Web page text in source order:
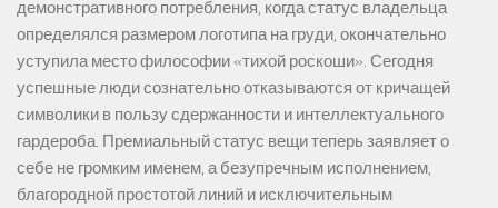
демонстративного потребления, когда статус владельца
определялся размером логотипа на груди, окончательно
уступила место философии «тихой роскоши». Сегодня
успешные люди сознательно отказываются от кричащей
символики в пользу сдержанности и интеллектуального
гардероба. Премиальный статус вещи теперь заявляет о
себе не громким именем, а безупречным исполнением,
благородной простотой линий и исключительным